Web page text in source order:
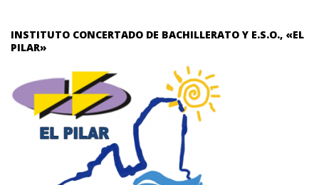
INSTITUTO CONCERTADO DE BACHILLERATO Y E.S.O., «EL
PILAR»